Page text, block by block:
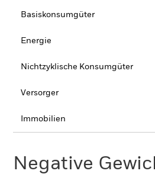
Basiskonsumgüter
Energie
Nichtzyklische Konsumgüter
Versorger
Immobilien
Negative